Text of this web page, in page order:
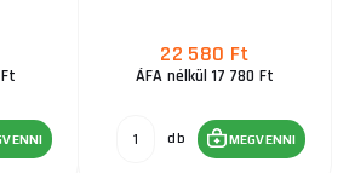
22 580 Ft
ÁFA nélkül 17 780 Ft
db MEGVENNI